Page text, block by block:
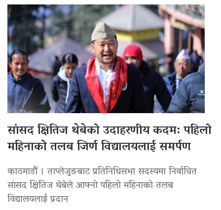
सांसद क्षितिज थेबेको उदाहरणीय कदम: पहिलो
महिनाको तलब जिर्ण विद्यालयलाई समर्पण
काठमाडौं । ताप्लेजुङबाट प्रतिनिधिसभा सदस्यमा निर्वाचित
सांसद क्षितिज थेबेले आफ्नो पहिलो महिनाको तलब
विद्यालयलाई प्रदान